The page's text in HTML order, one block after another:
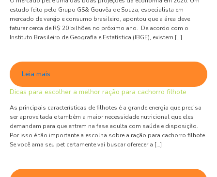
estudo feito pelo Grupo GS& Gouvêa de Souza, especialista em
mercado de varejo e consumo brasileiro, apontou que a área deve
faturar cerca de R$ 20 bilhões no próximo ano. De acordo com o
Instituto Brasileiro de Geografia e Estatística (IBGE), existem […]
Leia mais
Dicas para escolher a melhor ração para cachorro filhote
As principais características de filhotes é a grande energia que precisa
ser aproveitada e também a maior necessidade nutricional que eles
demandam para que entrem na fase adulta com saúde e disposição.
Por isso é tão importante a escolha sobre a ração para cachorro filhote.
Se você ama seu pet certamente vai buscar oferecer a […]